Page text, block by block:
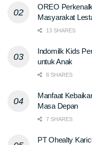
OREO
Masyarakat
13 SHARES
Indomilk Kids
untuk Anak
8 SHARES
Manfaat
Masa Depan
7 SHARES
PT Ohealty